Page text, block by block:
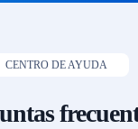
CENTRO DE AYUDA